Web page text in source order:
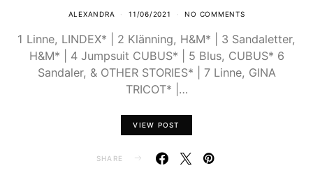
ALEXANDRA 11/06/2021 NO COMMENTS
1 Linne, LINDEX* | 2 Klänning, H&M* | 3 Sandaletter,
H&M* | 4 Jumpsuit CUBUS* | 5 Blus, CUBUS* 6
Sandaler, & OTHER STORIES* | 7 Linne, GINA
TRICOT* |…
VIEW POST
SHARE